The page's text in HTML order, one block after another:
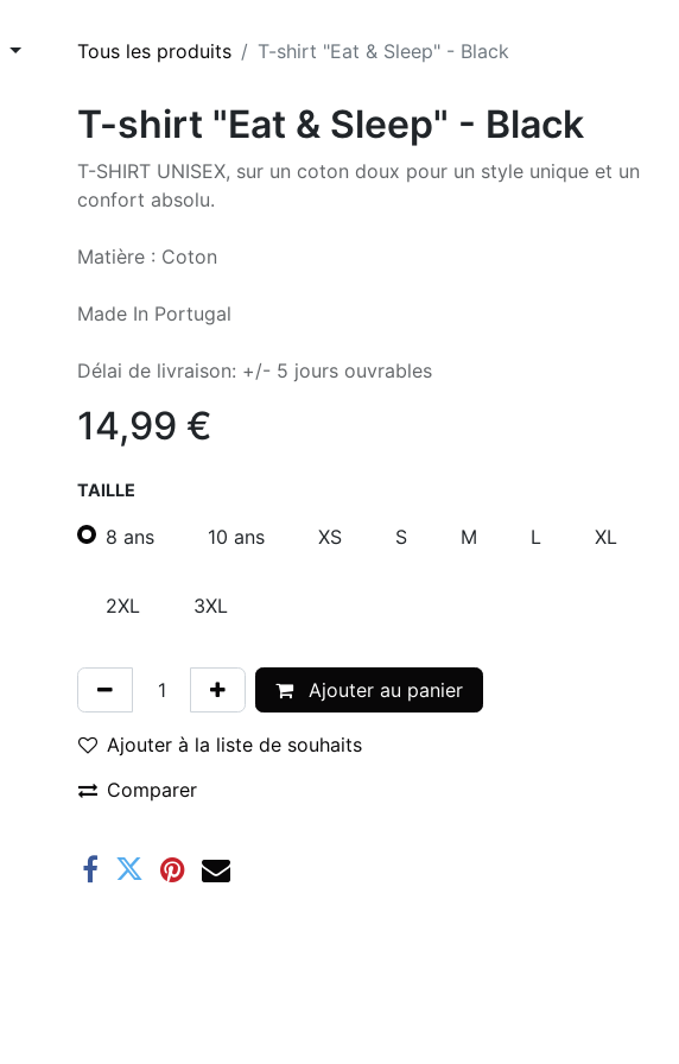
Tous les produits T-shirt "Eat & Sleep" - Black
T-shirt "Eat & Sleep" - Black
T-SHIRT UNISEX, sur un coton doux pour un style unique et un
confort absolu.
Matière : Coton
Made In Portugal
Délai de livraison: +/- 5 jours ouvrables
14,99 €
TAILLE
8 ans 10 ans XS S M L XL
2XL 3XL
Ajouter au panier
Ajouter à la liste de souhaits
Comparer